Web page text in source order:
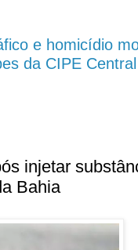
e homicídio
da CIPE Central
injetar
Bahia